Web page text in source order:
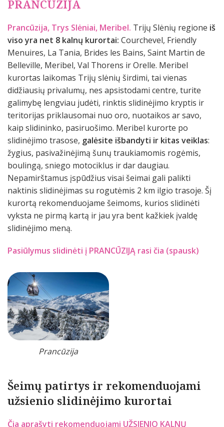
PRANCŪZIJA
Prancūzija, Trys Slėniai, Meribel. Trijų Slėnių regione iš
viso yra net 8 kalnų kurortai: Courchevel, Friendly
Menuires, La Tania, Brides les Bains, Saint Martin de
Belleville, Meribel, Val Thorens ir Orelle. Meribel
kurortas laikomas Trijų slėnių širdimi, tai vienas
didžiausių privalumų, nes apsistodami centre, turite
galimybę lengviau judėti, rinktis slidinėjimo kryptis ir
teritorijas priklausomai nuo oro, nuotaikos ar savo,
kaip slidininko, pasiruošimo. Meribel kurorte po
slidinėjimo trasose, galėsite išbandyti ir kitas veiklas:
žygius, pasivažinėjimą šunų traukiamomis rogėmis,
boulingą, sniego motociklus ir dar daugiau.
Nepamirštamus įspūdžius visai šeimai gali palikti
naktinis slidinėjimas su rogutėmis 2 km ilgio trasoje. Šį
kurortą rekomenduojame šeimoms, kurios slidinėti
vyksta ne pirmą kartą ir jau yra bent kažkiek įvaldę
slidinėjimo meną.
Pasiūlymus slidinėti į PRANCŪZIJĄ rasi čia (spausk)
Prancūzija
Šeimų patirtys ir rekomenduojami
užsienio slidinėjimo kurortai
Čia aprašyti rekomenduojami UŽSIENIO KALNŲ